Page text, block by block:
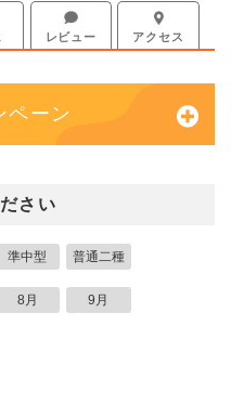
レビュー アクセス
ペーン
さい
準中型 普通二種
8月 9月